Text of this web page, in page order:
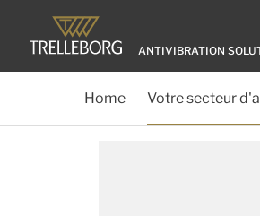
ANTIVIBRATION
Home Votre secteur